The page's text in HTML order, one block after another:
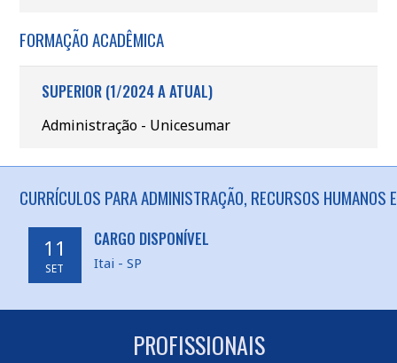
FORMAÇÃO ACADÊMICA
SUPERIOR (1/2024 A ATUAL)
Administração - Unicesumar
CURRÍCULOS PARA ADMINISTRAÇÃO, RECURSOS HUMANOS
11
SET
CARGO DISPONÍVEL
Itai - SP
PROFISSIONAIS